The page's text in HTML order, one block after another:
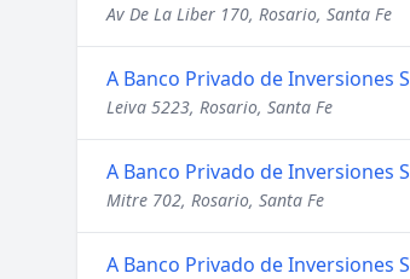
Av De La Liber 170, Rosario, Santa Fe
A Banco Privado de Inversiones S
Leiva 5223, Rosario, Santa Fe
A Banco Privado de Inversiones S
Mitre 702, Rosario, Santa Fe
A Banco Privado de Inversiones S